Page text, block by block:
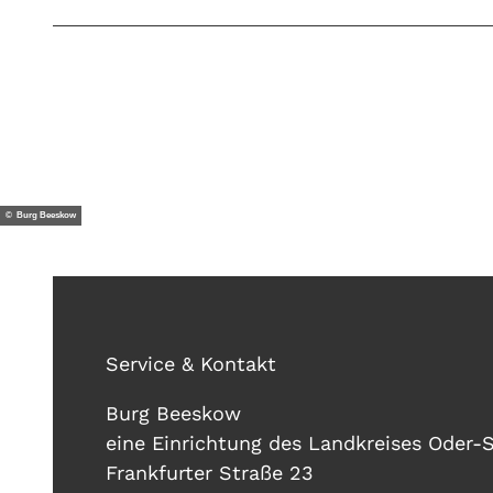
© Burg Beeskow
Service & Kontakt
Burg Beeskow
eine Einrichtung des Landkreises Oder-
Frankfurter Straße 23